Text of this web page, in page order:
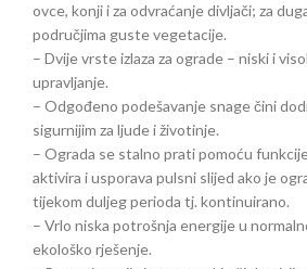
ovce, konji i za odvraćanje divljači; za
područjima guste vegetacije.
– Dvije vrste izlaza za ograde – niski i
upravljanje.
– Odgođeno podešavanje snage čini
sigurnijim za ljude i životinje.
– Ograda se stalno prati pomoću
aktivira i usporava pulsni slijed ako je
tijekom duljeg perioda tj. kontinuirano.
– Vrlo niska potrošnja energije u
ekološko rješenje.